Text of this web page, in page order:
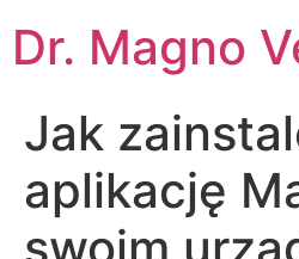
Dr. Magno
Jak
aplikację